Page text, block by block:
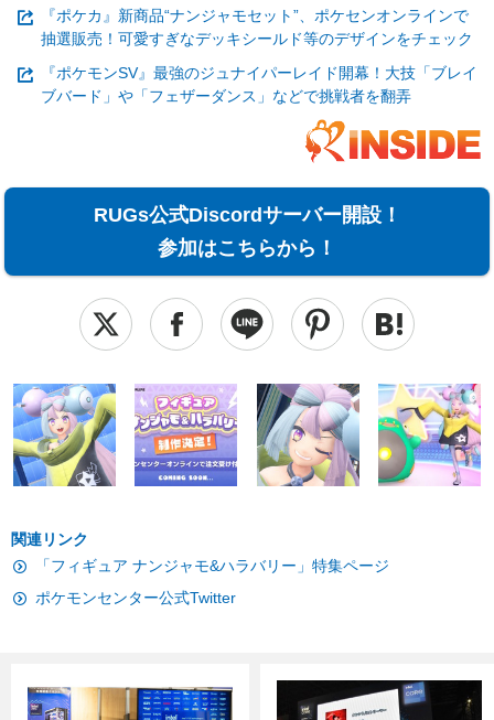
『ポケカ』新商品“ナンジャモセット”、ポケセンオンラインで
抽選販売！可愛すぎなデッキシールド等のデザインをチェック
『ポケモンSV』最強のジュナイパーレイド開幕！大技「ブレイ
ブバード」や「フェザーダンス」などで挑戦者を翻弄
RUGs公式Discordサーバー開設！
参加はこちらから！
関連リンク
「フィギュア ナンジャモ&ハラバリー」特集ページ
ポケモンセンター公式Twitter